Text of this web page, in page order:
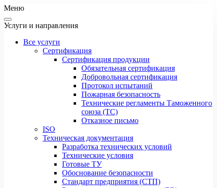
Меню
Услуги и направления
Все услуги
Сертификация
Сертификация продукции
Обязательная сертификация
Добровольная сертификация
Протокол испытаний
Пожарная безопасность
Технические регламенты Таможенного
союза (ТС)
Отказное письмо
ISO
Техническая документация
Разработка технических условий
Технические условия
Готовые ТУ
Обоснование безопасности
Стандарт предприятия (СТП)